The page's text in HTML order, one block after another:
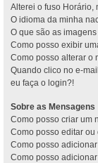
Alterei o fuso Horário,
O idioma da minha
O que são as
Como posso exibir
Como posso alterar o
Quando clico no e-
eu faça o login?!
Sobre as Mensagens
Como posso criar um
Como posso editar
Como posso
Como posso